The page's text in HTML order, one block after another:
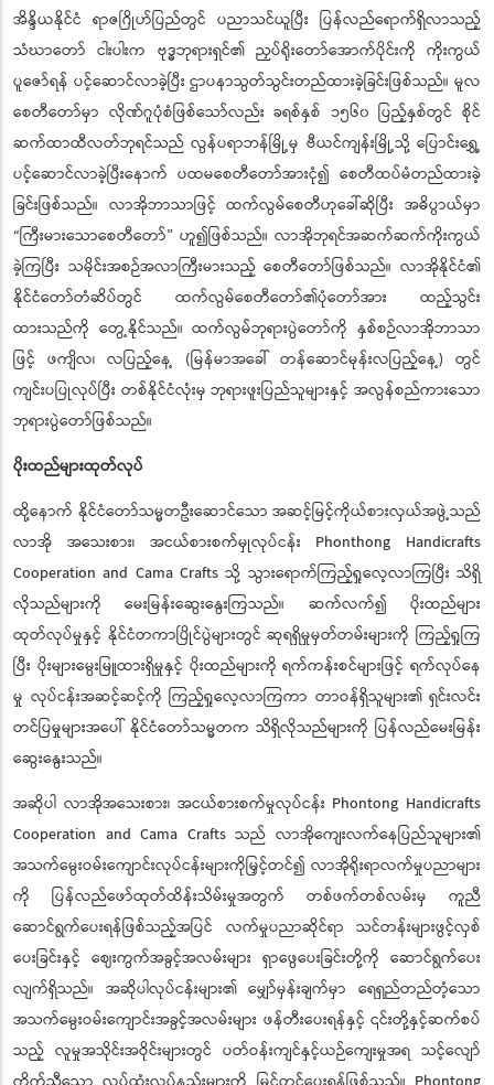
အိန္ဒိယနိုင်ငံ ရာဇဂြိုဟ်ပြည်တွင် ပညာသင်ယူပြီး ပြန်လည်ရောက်ရှိလာသည့်
သံဃာတော် ငါးပါးက ဗုဒ္ဓဘုရားရှင်၏ ညှပ်ရိုးတော်အောက်ပိုင်းကို ကိုးကွယ်
ပူဇော်ရန် ပင့်ဆောင်လာခဲ့ပြီး ဌာပနာသွတ်သွင်းတည်ထားခဲ့ခြင်းဖြစ်သည်။ မူလ
စေတီတော်မှာ လိုဏ်ဂူပုံစံဖြစ်သော်လည်း ခရစ်နှစ် ၁၅၆၀ ပြည့်နှစ်တွင် စိုင်
ဆက်ထာထီလတ်ဘုရင်သည် လွန်ပရာဘန်မြို့မှ ဗီယင်ကျန်းမြို့သို့ ပြောင်းရွှေ့
ပင့်ဆောင်လာခဲ့ပြီးနောက် ပထမစေတီတော်အားငုံ၍ စေတီထပ်မံတည်ထားခဲ့
ခြင်းဖြစ်သည်။ လာအိုဘာသာဖြင့် ထက်လွမ်စေတီဟုခေါ်ဆိုပြီး အဓိပ္ပာယ်မှာ
“ကြီးမားသောစေတီတော်” ဟူ၍ဖြစ်သည်။ လာအိုဘုရင်အဆက်ဆက်ကိုးကွယ်
ခဲ့ကြပြီး သမိုင်းအစဉ်အလာကြီးမားသည့် စေတီတော်ဖြစ်သည်။ လာအိုနိုင်ငံ၏
နိုင်ငံတော်တံဆိပ်တွင် ထက်လွမ်စေတီတော်၏ပုံတော်အား ထည့်သွင်း
ထားသည်ကို တွေ့နိုင်သည်။ ထက်လွမ်ဘုရားပွဲတော်ကို နှစ်စဉ်လာအိုဘာသာ
ဖြင့် ဖကျိလ၊ လပြည့်နေ့ (မြန်မာအခေါ် တန်ဆောင်မုန်းလပြည့်နေ့) တွင်
ကျင်းပပြုလုပ်ပြီး တစ်နိုင်ငံလုံးမှ ဘုရားဖူးပြည်သူများနှင့် အလွန်စည်ကားသော
ဘုရားပွဲတော်ဖြစ်သည်။
ပိုးထည်များထုတ်လုပ်
ထို့နောက် နိုင်ငံတော်သမ္မတဦးဆောင်သော အဆင့်မြင့်ကိုယ်စားလှယ်အဖွဲ့သည်
လာအို အသေးစား၊ အငယ်စားစက်မှလုပ်ငန်း Phonthong Handicrafts
Cooperation and Cama Crafts သို သွားရောက်ကြည့်ရှုလေ့လာကပြီး သိရှိ
လိုသည်များကို မေးမြန်းဆွေးနွေးကြသည်။ ဆက်လက်၍ ပိုးထည်များ
ထုတ်လုပ်မှုနှင့် နိုင်ငံတကာပြိုင်ပွဲများတွင် ဆုရရှိမှုမှတ်တမ်းများကို ကြည့်ရှုကြ
ပြီး ပိုးများမွေးမြူထားရှိမှုနှင့် ပိုးထည်များကို ရက်ကန်းစင်များဖြင့် ရက်လုပ်နေ
မှု လုပ်ငန်းအဆင့်ဆင့်ကို ကြည့်ရှုလေ့လာကြကာ တာဝန်ရှိသူများ၏ ရှင်းလင်း
တင်ပြမှုများအပေါ် နိုင်ငံတော်သမ္မတက သိရှိလိုသည်များကို ပြန်လည်မေးမြန်း
ဆွေးနွေးသည်။
အဆိုပါ လာအိုအသေးစား၊ အငယ်စားစက်မှုလုပ်ငန်း Phontong Handicrafts
Cooperation and Cama Crafts သည် လာအိုကျေးလက်နေပြည်သူများ၏
အသက်မွေးဝမ်းကျောင်းလုပ်ငန်းများကိုမြှင့်တင်၍ လာအိုရိုးရာလက်မှုပညာများ
ကို ပြန်လည်ဖော်ထုတ်ထိန်းသိမ်းမှုအတွက် တစ်ဖက်တစ်လမ်းမှ ကူညီ
ဆောင်ရွက်ပေးရန်ဖြစ်သည့်အပြင် လက်မှုပညာဆိုင်ရာ သင်တန်းများဖွင့်လှစ်
ပေးခြင်းနှင့် ဈေးကွက်အခွင့်အလမ်းများ ရှာဖွေပေးခြင်းတို့ကို ဆောင်ရွက်ပေး
လျက်ရှိသည်။ အဆိုပါလုပ်ငန်းများ၏ မျှော်မှန်းချက်မှာ ရေရှည်တည်တံ့သော
အသက်မွေးဝမ်းကျောင်းအခွင့်အလမ်းများ ဖန်တီးပေးရန်နှင့် ၎င်းတို့နှင့်ဆက်စပ်
သည့် လူမှုအသိုင်းအဝိုင်းများတွင် ပတ်ဝန်းကျင်နှင့်ယဉ်ကျေးမှုအရ သင့်လျော်